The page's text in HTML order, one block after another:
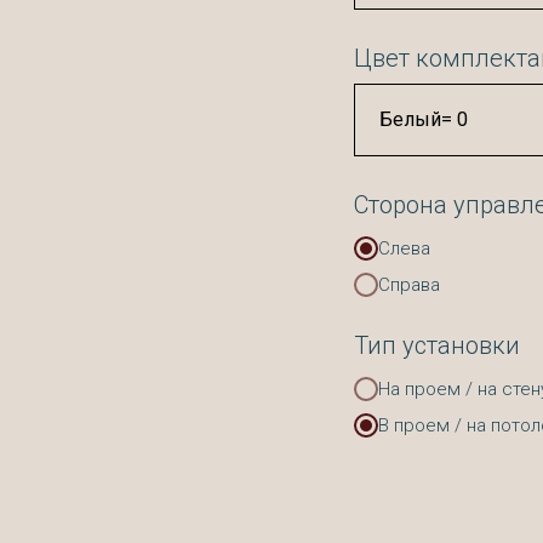
Цвет
Сторона
Слева
Справа
Тип установки
На проем / на
В проем / на